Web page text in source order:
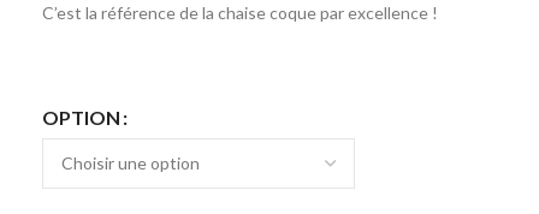
C’est la référence de la chaise coque par excellence !
OPTION